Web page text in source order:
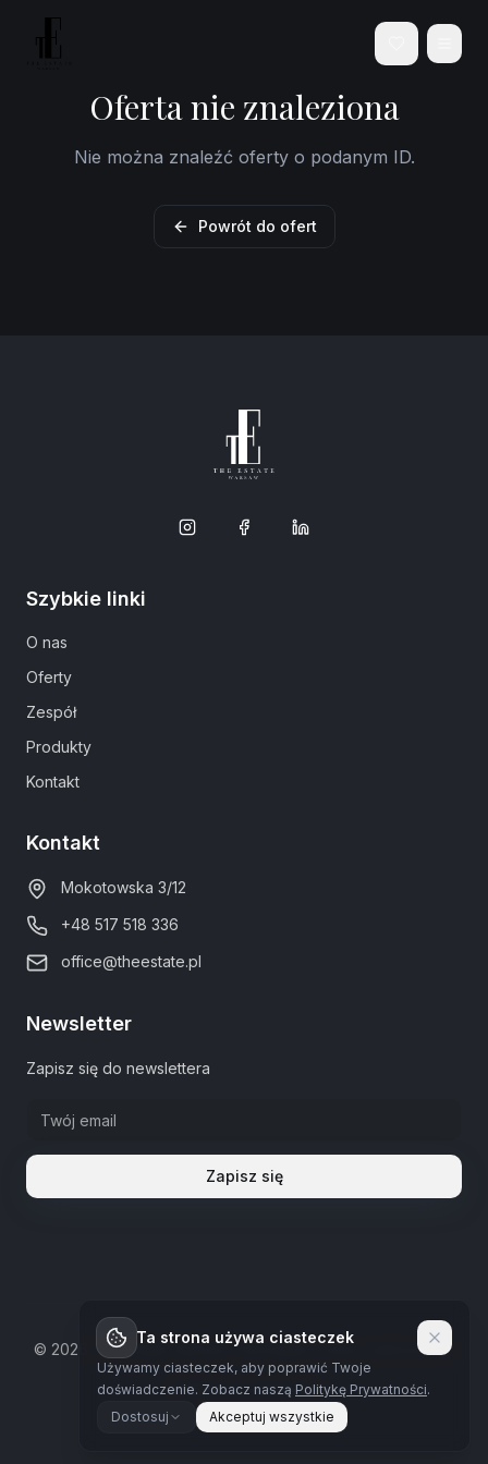
Oferta nie znaleziona
Nie można znaleźć oferty o podanym ID.
Powrót do ofert
Szybkie linki
O nas
Oferty
Zespół
Produkty
Kontakt
Kontakt
Mokotowska 3/12
+48 517 518 336
office@theestate.pl
Newsletter
Zapisz się do newslettera
Zapisz się
© 2026 The Estate Warsaw.Wszystkie prawa zastrzeżone
Polityka prywatności
Ta strona używa ciasteczek
Używamy ciasteczek, aby poprawić Twoje
doświadczenie. Zobacz naszą Politykę Prywatności.
Dostosuj
Akceptuj wszystkie